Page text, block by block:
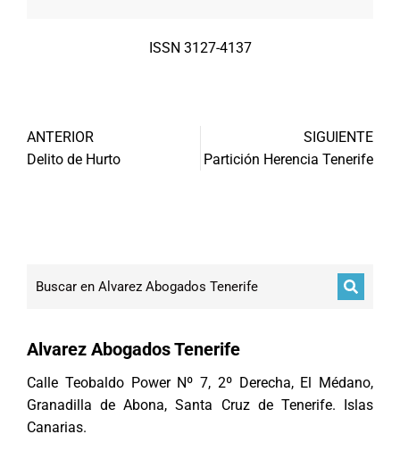
ISSN 3127-4137
ANTERIOR
Delito de Hurto
SIGUIENTE
Partición Herencia Tenerife
Alvarez Abogados Tenerife
Calle Teobaldo Power Nº 7, 2º Derecha, El Médano,
Granadilla de Abona, Santa Cruz de Tenerife. Islas
Canarias.